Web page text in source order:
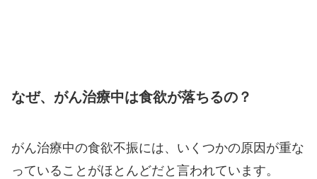
なぜ、がん治療中は食欲が落ちるの？
がん治療中の食欲不振には、いくつかの原因が重な
っていることがほとんどだと言われています。